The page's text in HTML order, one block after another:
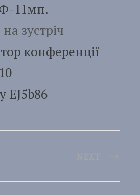
11мп.
зустріч
конференції
EJ5b86